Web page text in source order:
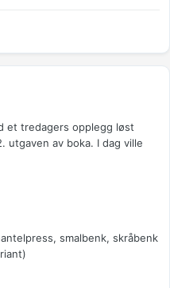
et tredagers opplegg løst
utgaven av boka. I dag ville
smalbenk, skråbenk